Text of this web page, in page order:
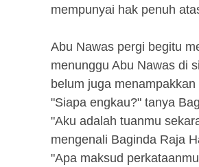
mempunyai hak penuh
Abu Nawas pergi begitu
menunggu Abu Nawas di
belum juga
"Siapa engkau?" tanya
"Aku adalah tuanmu
mengenali Baginda Raja
"Apa maksud